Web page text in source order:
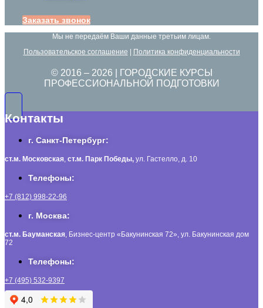
Заказать звонок
Мы не передаём Ваши данные третьим лицам.
Пользовательское соглашение
Политика конфиденциальности
© 2016 – 2026 | ГОРОДСКИЕ КУРСЫ
ПРОФЕССИОНАЛЬНОЙ ПОДГОТОВКИ
Контакты
г. Санкт-Петербург:
ст.м. Московская, ст.м. Парк Победы, ул. Гастелло, д. 10
Телефоны:
+7 (812) 998-22-96
г. Москва:
ст.м. Бауманская, Бизнес-центр «Бакунинская 72», ул. Бакунинская дом
72
Телефоны:
+7 (495) 532-9397